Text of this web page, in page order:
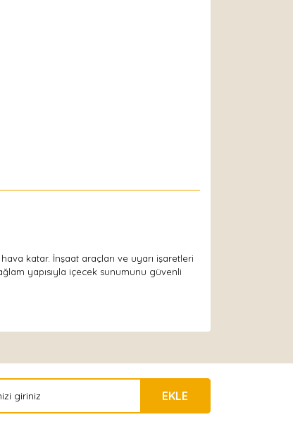
katar. İnşaat araçları ve uyarı işaretleri
yapısıyla içecek sunumunu güvenli
EKLE